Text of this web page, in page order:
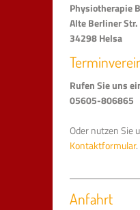
Physiotherapie
Alte Berliner
34298 Helsa
Rufen Sie uns
05605-806865
Oder nutzen Sie
Kontaktformular.
Anfahrt